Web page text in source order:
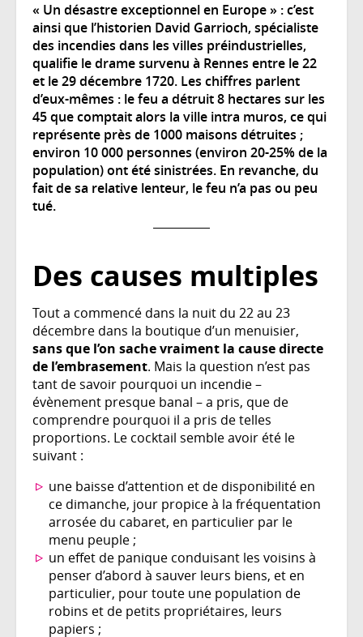
« Un désastre exceptionnel en Europe » : c’est
ainsi que l’historien David Garrioch, spécialiste
des incendies dans les villes préindustrielles,
qualifie le drame survenu à Rennes entre le 22
et le 29 décembre 1720. Les chiffres parlent
d’eux-mêmes : le feu a détruit 8 hectares sur les
45 que comptait alors la ville intra muros, ce qui
représente près de 1000 maisons détruites ;
environ 10 000 personnes (environ 20-25% de la
population) ont été sinistrées. En revanche, du
fait de sa relative lenteur, le feu n’a pas ou peu
tué.
Des causes multiples
Tout a commencé dans la nuit du 22 au 23
décembre dans la boutique d’un menuisier,
sans que l’on sache vraiment la cause directe
de l’embrasement. Mais la question n’est pas
tant de savoir pourquoi un incendie –
évènement presque banal – a pris, que de
comprendre pourquoi il a pris de telles
proportions. Le cocktail semble avoir été le
suivant :
une baisse d’attention et de disponibilité en
ce dimanche, jour propice à la fréquentation
arrosée du cabaret, en particulier par le
menu peuple ;
un effet de panique conduisant les voisins à
penser d’abord à sauver leurs biens, et en
particulier, pour toute une population de
robins et de petits propriétaires, leurs
papiers ;